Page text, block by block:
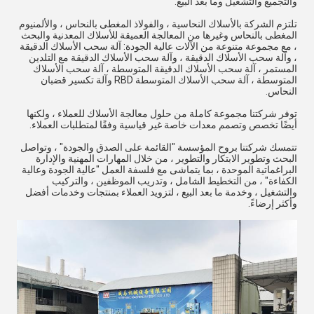
تلتزم الشركة بالأسلاك النحاسية ، والفولاذ المغطى بالنحاس ، والألمنيوم
المغطى بالنحاس وغيرها من المعالجة العميقة للأسلاك المعدنية والبحث
، مع مجموعة متنوعة من الآلات عالية الجودة: آلة سحب الأسلاك الدقيقة
، وآلة سحب الأسلاك الدقيقة ، وآلة سحب الأسلاك الدقيقة مع التلدين
المستمر ، آلة سحب الأسلاك الدقيقة المتوسطة ، آلة سحب الأسلاك
المتوسطة ، آلة سحب الأسلاك المتوسطة RBD وآلة تكسير قضبان
النحاس.
توفر شركتنا مجموعة كاملة من حلول معالجة الأسلاك للعملاء ، ولكنها
أيضًا تخصص وتصمم معدات خاصة غير قياسية وفقًا لمتطلبات العملاء.
تتمسك شركتنا بروح المؤسسة "القائمة على الصدق والجودة" ، وتواصل
البحث وتطوير الابتكار والتطوير ، من خلال المهارات المهنية والإدارة
البراغماتية الموحدة ، بما يتماشى مع فلسفة العمل "عالية الجودة وعالية
الكفاءة" ، من التخطيط الشامل ، وتدريب الموظفين ، والتركيب
والتشغيل ، وخدمة ما بعد البيع ، لتزويد العملاء بمنتجات وخدمات أفضل
وأكثر إرضاءً.